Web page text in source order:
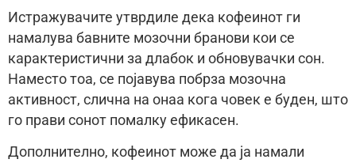
Истражувачите утврдиле дека кофеинот ги
намалува бавните мозочни бранови кои се
карактеристични за длабок и обновувачки сон.
Наместо тоа, се појавува побрза мозочна
активност, слична на онаа кога човек е буден, што
го прави сонот помалку ефикасен.
Дополнително, кофеинот може да ја намали